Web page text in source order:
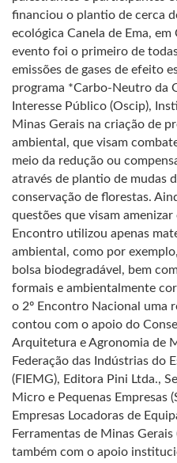
financiou o plantio de cerca
ecológica Canela de Ema,
evento foi o primeiro de
emissões de gases de efeito
programa *Carbo-Neutro da
Interesse Público (Oscip),
Minas Gerais na criação de
ambiental, que visam
meio da redução ou
através de plantio de mudas
conservação de florestas.
questões que visam
Encontro utilizou apenas
ambiental, como por
bolsa biodegradável, bem
formais e ambientalmente
o 2º Encontro Nacional uma
contou com o apoio do
Arquitetura e Agronomia de
Federação das Indústrias do
(FIEMG), Editora Pini Ltda.,
Micro e Pequenas Empresas
Empresas Locadoras de
Ferramentas de Minas
também com o apoio